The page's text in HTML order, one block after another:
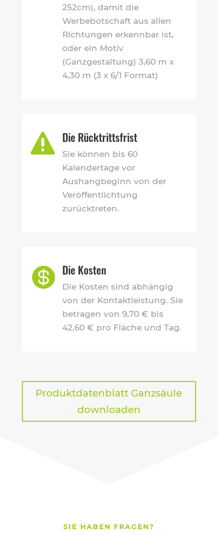
252cm), damit die
Werbebotschaft aus allen
Richtungen erkennbar ist,
oder ein Motiv
(Ganzgestaltung) 3,60 m x
4,30 m (3 x 6/1 Format)
 Die Rücktrittsfrist
Sie können bis 60
Kalendertage vor
Aushangbeginn von der
Veröffentlichtung
zurücktreten.
 Die Kosten
Die Kosten sind abhängig
von der Kontaktleistung. Sie
betragen von 9,70 € bis
42,60 € pro Fläche und Tag.
Produktdatenblatt Ganzsäule
downloaden
SIE HABEN FRAGEN?